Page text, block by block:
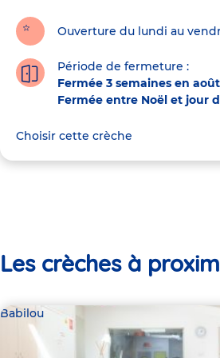
Ouverture du lundi au
Période de fermeture :
Fermée 3 semaines en août
Fermée entre Noël et jour
Choisir cette crèche
Les crèches à
Babilou